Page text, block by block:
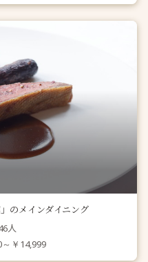
のメインダイニング
人
～￥14,999